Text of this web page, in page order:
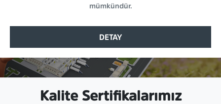
mümkündür.
DETAY
Kalite Sertifikalarımız